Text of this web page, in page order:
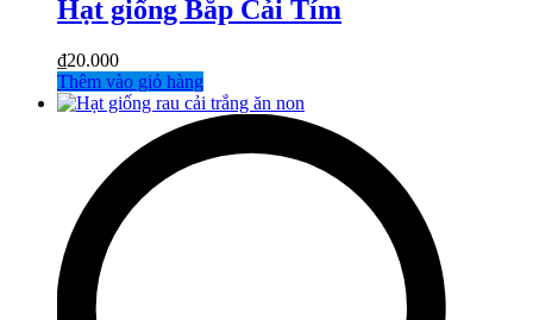
Hạt giống Bắp Cải Tím
₫20.000
Thêm vào giỏ hàng